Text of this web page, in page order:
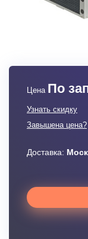
Цена По
Узнать скидку
Завышена цена?
Доставка: